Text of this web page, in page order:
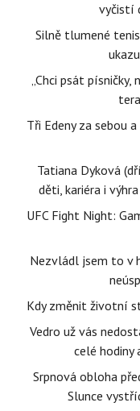
vyčistí
Silně tlumené
„Chci psát
Tři Edeny za sebou
Tatiana Dyková
děti, kariéra i
UFC Fight Night:
Nezvládl jsem to v
Kdy změnit životní
Vedro už vás
celé hodiny
Srpnová obloha
Slunce